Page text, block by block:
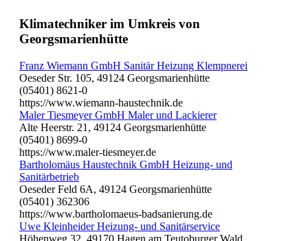
Klimatechniker im Umkreis von
Georgsmarienhütte
Franz Wiemann GmbH Sanitär Heizung Klempnerei
Oeseder Str. 105, 49124 Georgsmarienhütte
(05401) 8621-0
https://www.wiemann-haustechnik.de
Maler Tiesmeyer GmbH Maler und Lackierer
Alte Heerstr. 21, 49124 Georgsmarienhütte
(05401) 8699-0
https://www.maler-tiesmeyer.de
Bartholomäus Haustechnik GmbH Heizung- und
Sanitärbetrieb
Oeseder Feld 6A, 49124 Georgsmarienhütte
(05401) 362306
https://www.bartholomaeus-badsanierung.de
Uwe Kleinheider Heizung- und Sanitärservice
Höhenweg 32, 49170 Hagen am Teutoburger Wald